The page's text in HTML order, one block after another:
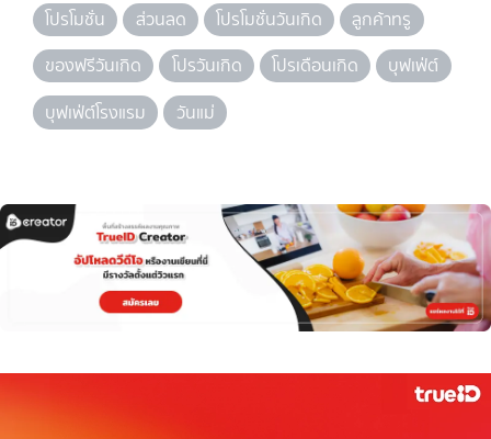
โปรโมชั่น ส่วนลด โปรโมชั่นวันเกิด
ลูกค้าทรู
ของฟรีวันเกิด
โปรวันเกิด โปรเดือนเกิด
บุฟเฟ่ต์
บุฟเฟ่ต์โรงแรม
วันแม่